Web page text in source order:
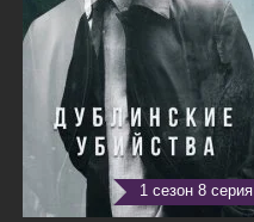
1 сезон 8 серия